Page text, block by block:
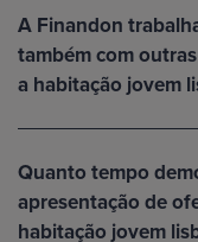
A Finandon
também com
a habitação jovem
Quanto tempo
apresentação de
habitação jovem